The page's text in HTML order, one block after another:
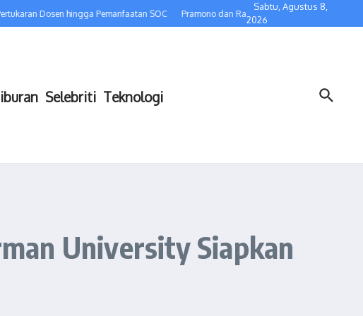
Dosen hingga Pemanfaatan SOC Pramono dan Rano Pastikan Satpam Tetap Bekerja,
Sabtu, Agustus 8,
2026
Selebriti Teknologi
University Siapkan